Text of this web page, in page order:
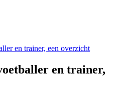
en trainer, een overzicht
en trainer,